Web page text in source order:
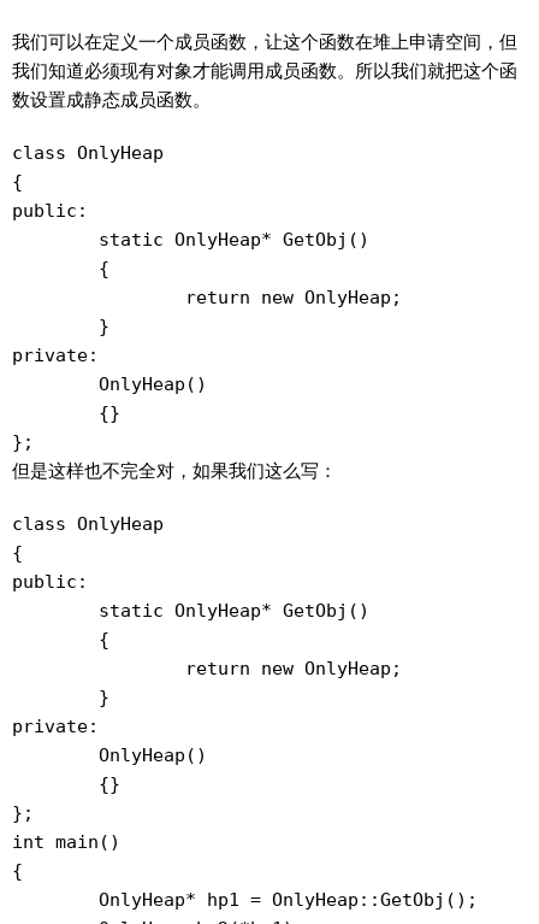
我们可以在定义一个成员函数，让这个函数在堆上申请空间，但
我们知道必须现有对象才能调用成员函数。所以我们就把这个函
数设置成静态成员函数。
class OnlyHeap
{
public:
private:
但是这样也不完全对，如果我们这么写：
class OnlyHeap
{
public:
private:
};
int main()
{